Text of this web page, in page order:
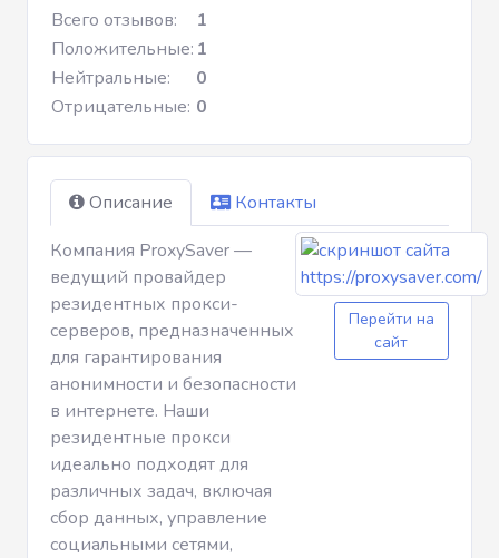
Всего отзывов:
1
Положительные: 1
Нейтральные:
0
Отрицательные: 0
Описание
Контакты
Компания ProxySaver —
ведущий провайдер
резидентных прокси-
серверов, предназначенных
для гарантирования
анонимности и безопасности
в интернете. Наши
резидентные прокси
идеально подходят для
различных задач, включая
сбор данных, управление
социальными сетями,
Перейти на
сайт